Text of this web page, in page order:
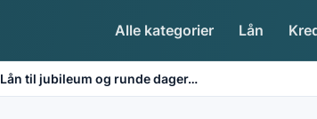
Alle kategorier Lån
Lån til jubileum og runde dager…